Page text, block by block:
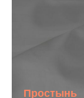
Простынь